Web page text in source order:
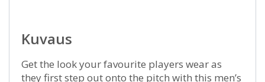
Kuvaus
Get the look your favourite players wear as
they first step out onto the pitch with this men’s